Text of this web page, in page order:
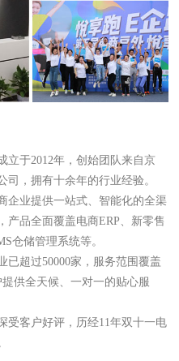
于2012年，创始团队来自京
司，拥有十余年的行业经验。
企业提供一站式、智能化的全渠
产品全面覆盖电商ERP、新零售
仓储管理系统等。
已超过50000家，服务范围覆盖
供全天候、一对一的贴心服
受客户好评，历经11年双十一电